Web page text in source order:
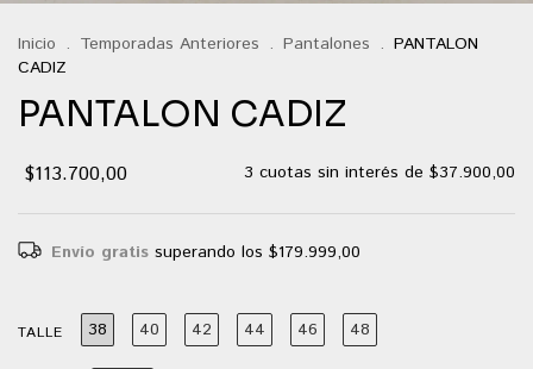
Inicio . Temporadas Anteriores . Pantalones . PANTALON
CADIZ
PANTALON CADIZ
$113.700,00 3 cuotas sin interés de $37.900,00
Envío gratis superando los $179.999,00
TALLE 38 40 42 44 46 48